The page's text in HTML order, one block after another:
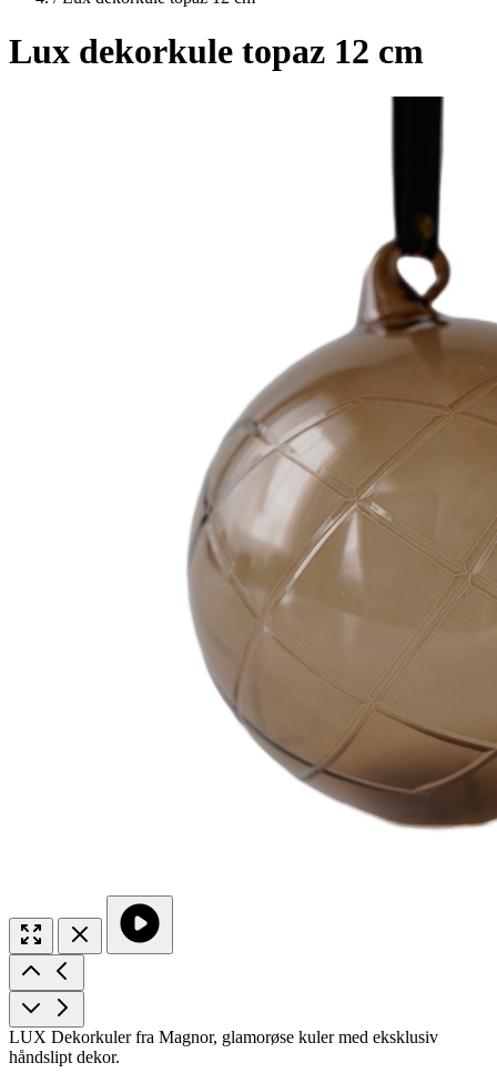
Lux dekorkule topaz 12 cm
LUX Dekorkuler fra Magnor, glamorøse kuler med eksklusiv
håndslipt dekor.